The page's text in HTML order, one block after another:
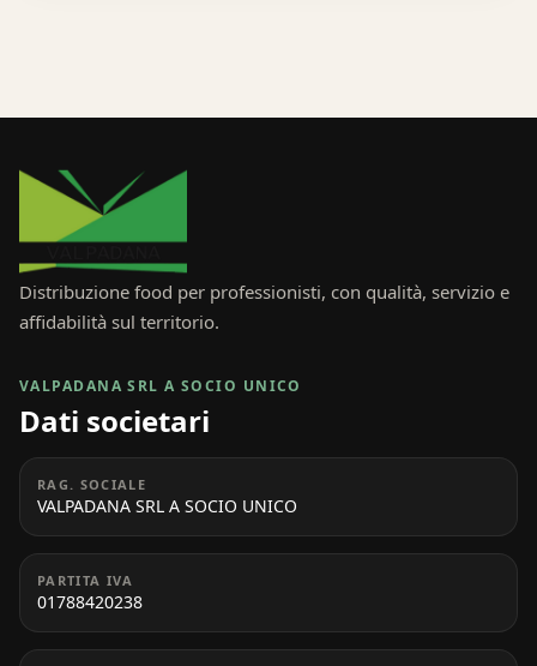
Distribuzione food per professionisti, con qualità, servizio e
affidabilità sul territorio.
VALPADANA SRL A SOCIO UNICO
Dati societari
RAG. SOCIALE
VALPADANA SRL A SOCIO UNICO
PARTITA IVA
01788420238